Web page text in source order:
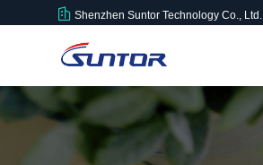
Shenzhen Suntor Technology Co., Ltd.